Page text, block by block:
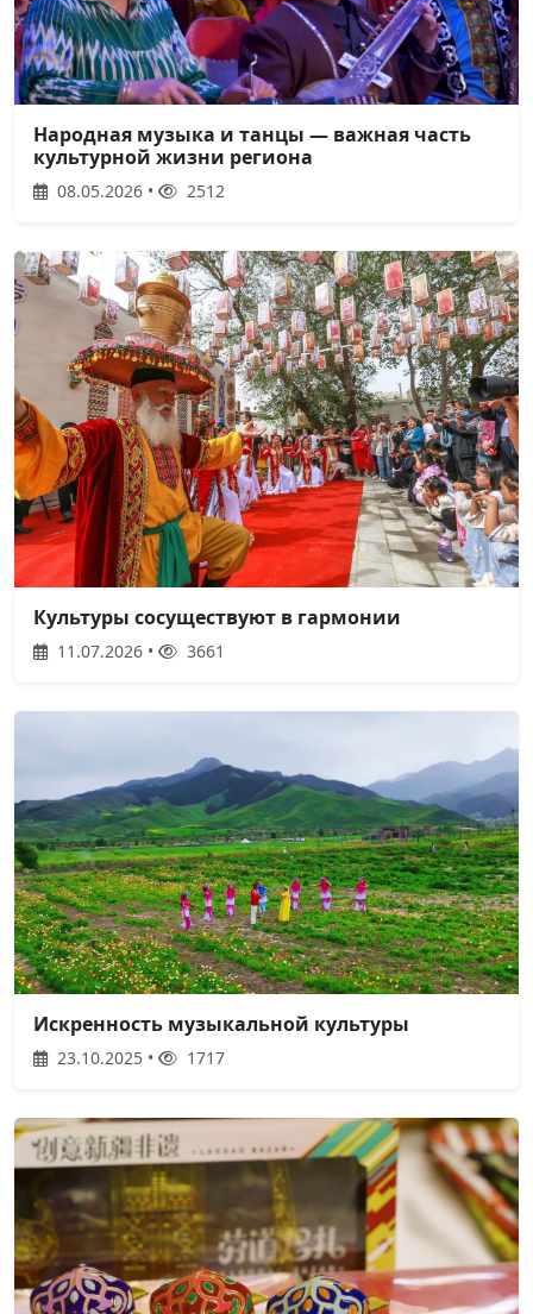
Народная музыка и танцы — важная часть
культурной жизни региона
08.05.2026 • 2512
Культуры сосуществуют в гармонии
11.07.2026 • 3661
Искренность музыкальной культуры
23.10.2025 • 1717